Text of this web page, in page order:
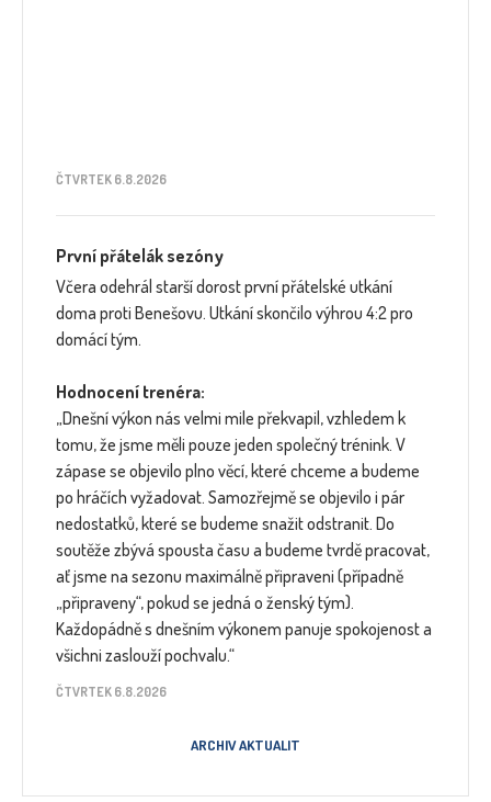
ČTVRTEK 6.8.2026
První přátelák sezóny
Včera odehrál starší dorost první přátelské utkání
doma proti Benešovu. Utkání skončilo výhrou 4:2 pro
domácí tým.
Hodnocení trenéra:
„Dnešní výkon nás velmi mile překvapil, vzhledem k
tomu, že jsme měli pouze jeden společný trénink. V
zápase se objevilo plno věcí, které chceme a budeme
po hráčích vyžadovat. Samozřejmě se objevilo i pár
nedostatků, které se budeme snažit odstranit. Do
soutěže zbývá spousta času a budeme tvrdě pracovat,
ať jsme na sezonu maximálně připraveni (případně
„připraveny“, pokud se jedná o ženský tým).
Každopádně s dnešním výkonem panuje spokojenost a
všichni zaslouží pochvalu.“
ČTVRTEK 6.8.2026
ARCHIV AKTUALIT